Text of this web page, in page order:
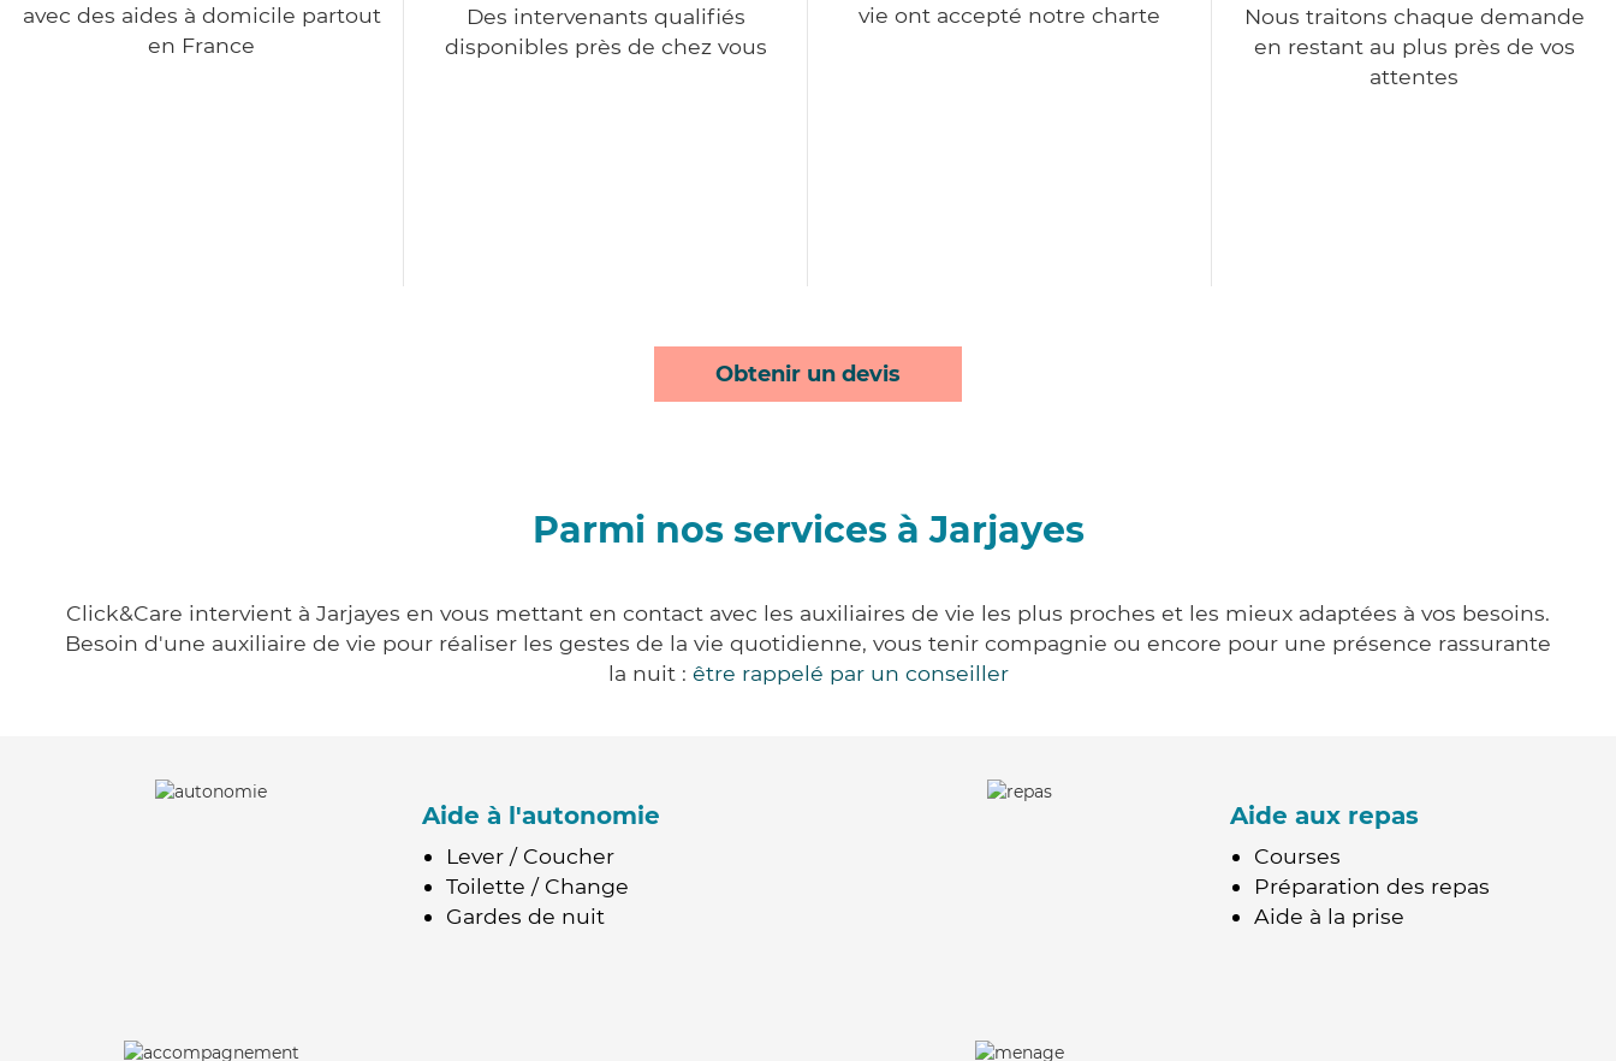
avec des aides à domicile partout
en France
Des intervenants qualifiés
disponibles près de chez vous
vie ont accepté notre charte
Nous traitons chaque demande
en restant au plus près de vos
attentes
Obtenir un devis
Parmi nos services à Jarjayes
Click&Care intervient à Jarjayes en vous mettant en contact avec les auxiliaires de vie les plus proches et les mieux adaptées à vos besoins.
Besoin d'une auxiliaire de vie pour réaliser les gestes de la vie quotidienne, vous tenir compagnie ou encore pour une présence rassurante
la nuit : être rappelé par un conseiller
Aide à l'autonomie
Lever / Coucher
Toilette / Change
Gardes de nuit
Aide aux repas
Courses
Préparation des repas
Aide à la prise